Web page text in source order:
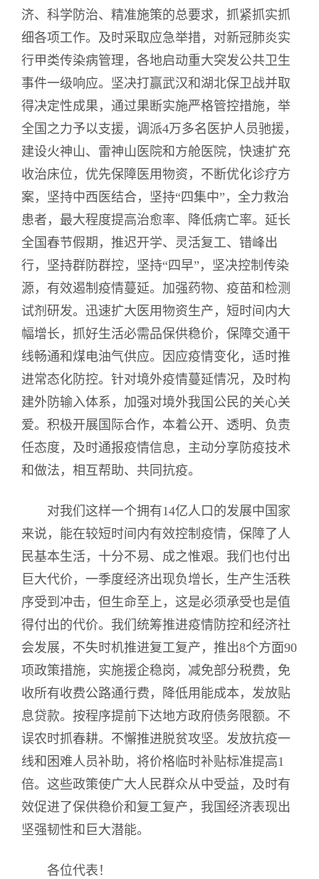
济、科学防治、精准施策的总要求，抓紧抓实抓
细各项工作。及时采取应急举措，对新冠肺炎实
行甲类传染病管理，各地启动重大突发公共卫生
事件一级响应。坚决打赢武汉和湖北保卫战并取
得决定性成果，通过果断实施严格管控措施，举
全国之力予以支援，调派4万多名医护人员驰援，
建设火神山、雷神山医院和方舱医院，快速扩充
收治床位，优先保障医用物资，不断优化诊疗方
案，坚持中西医结合，坚持“四集中”，全力救治
患者，最大程度提高治愈率、降低病亡率。延长
全国春节假期，推迟开学、灵活复工、错峰出
行，坚持群防群控，坚持“四早”，坚决控制传染
源，有效遏制疫情蔓延。加强药物、疫苗和检测
试剂研发。迅速扩大医用物资生产，短时间内大
幅增长，抓好生活必需品保供稳价，保障交通干
线畅通和煤电油气供应。因应疫情变化，适时推
进常态化防控。针对境外疫情蔓延情况，及时构
建外防输入体系，加强对境外我国公民的关心关
爱。积极开展国际合作，本着公开、透明、负责
任态度，及时通报疫情信息，主动分享防疫技术
和做法，相互帮助、共同抗疫。
对我们这样一个拥有14亿人口的发展中国家
来说，能在较短时间内有效控制疫情，保障了人
民基本生活，十分不易、成之惟艰。我们也付出
巨大代价，一季度经济出现负增长，生产生活秩
序受到冲击，但生命至上，这是必须承受也是值
得付出的代价。我们统筹推进疫情防控和经济社
会发展，不失时机推进复工复产，推出8个方面90
项政策措施，实施援企稳岗，减免部分税费，免
收所有收费公路通行费，降低用能成本，发放贴
息贷款。按程序提前下达地方政府债务限额。不
误农时抓春耕。不懈推进脱贫攻坚。发放抗疫一
线和困难人员补助，将价格临时补贴标准提高1
倍。这些政策使广大人民群众从中受益，及时有
效促进了保供稳价和复工复产，我国经济表现出
坚强韧性和巨大潜能。
各位代表！